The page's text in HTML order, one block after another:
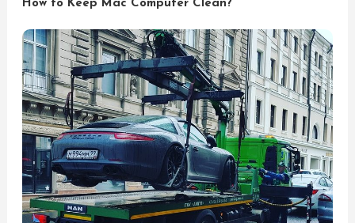
How to Keep Mac Computer Clean?